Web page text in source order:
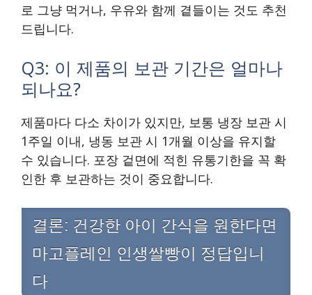
로 그냥 먹거나, 우유와 함께 곁들이는 것도 추천
드립니다.
Q3: 이 제품의 보관 기간은 얼마나
되나요?
제품마다 다소 차이가 있지만, 보통 냉장 보관 시
1주일 이내, 냉동 보관 시 1개월 이상을 유지할
수 있습니다. 포장 겉면에 적힌 유통기한을 꼭 확
인한 후 보관하는 것이 중요합니다.
결론: 건강한 아이 간식을 원한다면
마고플레인 인생쌀빵이 정답입니
다